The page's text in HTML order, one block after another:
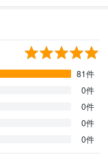
81件
0件
0件
0件
0件